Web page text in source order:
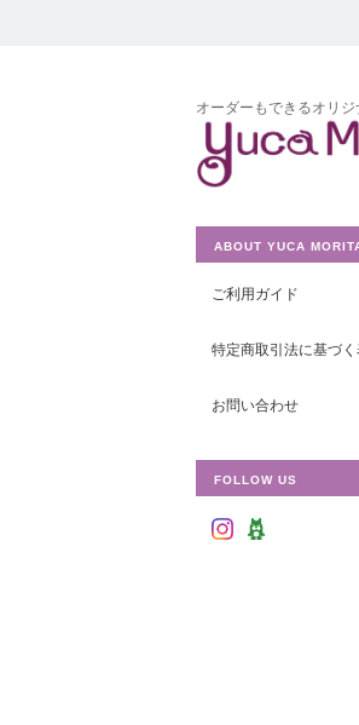
オーダーもできるオリ
ABOUT YUCA
ご利用ガイド
特定商取引法に基づ
お問い合わせ
FOLLOW US